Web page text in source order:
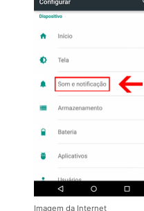
Imagem da Internet